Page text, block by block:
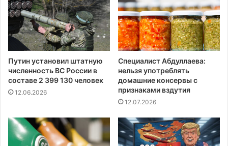
Путин установил штатную
численность ВС России в
составе 2 399 130 человек
12.06.2026
Специалист Абдуллаева:
нельзя употреблять
домашние консервы с
признаками вздутия
12.07.2026